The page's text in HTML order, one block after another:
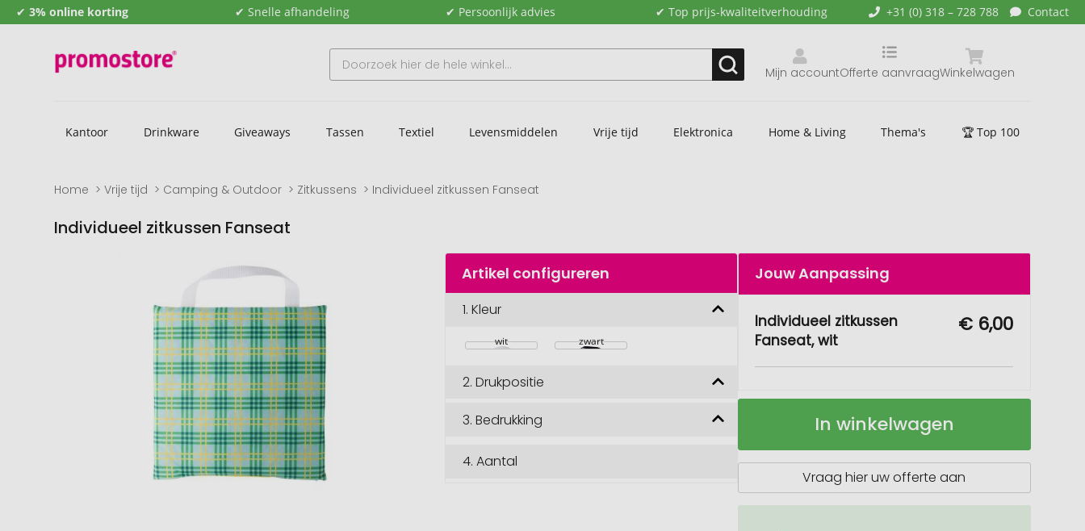
✔ 3% online korting ✔ Snelle afhandeling ✔ Persoonlijk advies ✔ Top prijs-kwaliteitverhouding +31 (0) 318 – 728 788 Contact
Mijn account Winkelwagen
Offerte aanvraag
Kantoor Drinkware Giveaways Tassen Textiel Levensmiddelen Vrije tijd Elektronica Home & Living Thema's 🏆 Top 100
Home Vrije tijd Camping & Outdoor Zitkussens Individueel zitkussen Fanseat
Individueel zitkussen Fanseat
afbeeldingengalerij
afbeeldingengalerij
Artikel configureren
1.Kleur
wit zwart
2.Drukpositie
3.Bedrukking
4.Aantal
Jouw Aanpassing
Individueel zitkussen
Fanseat, wit
€ 6,00
Individueel
Op
In winkelwagen
Vraag hier uw offerte aan